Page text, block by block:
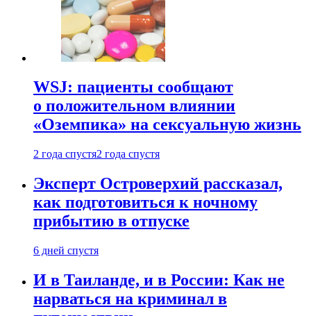
WSJ: пациенты сообщают
о положительном влиянии
«Оземпика» на сексуальную жизнь
2 года спустя2 года спустя
Эксперт Островерхий рассказал,
как подготовиться к ночному
прибытию в отпуске
6 дней спустя
И в Таиланде, и в России: Как не
нарваться на криминал в